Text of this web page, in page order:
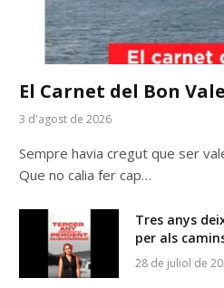
El Carnet del Bon
3 d'agost de 2026
Sempre havia cregut que ser
Que no calia fer cap…
Tres anys
per als
28 de juliol de